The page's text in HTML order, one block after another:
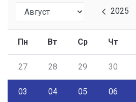
2025
Пн Вт Ср Чт
27 28 29 30
03 04 05 06